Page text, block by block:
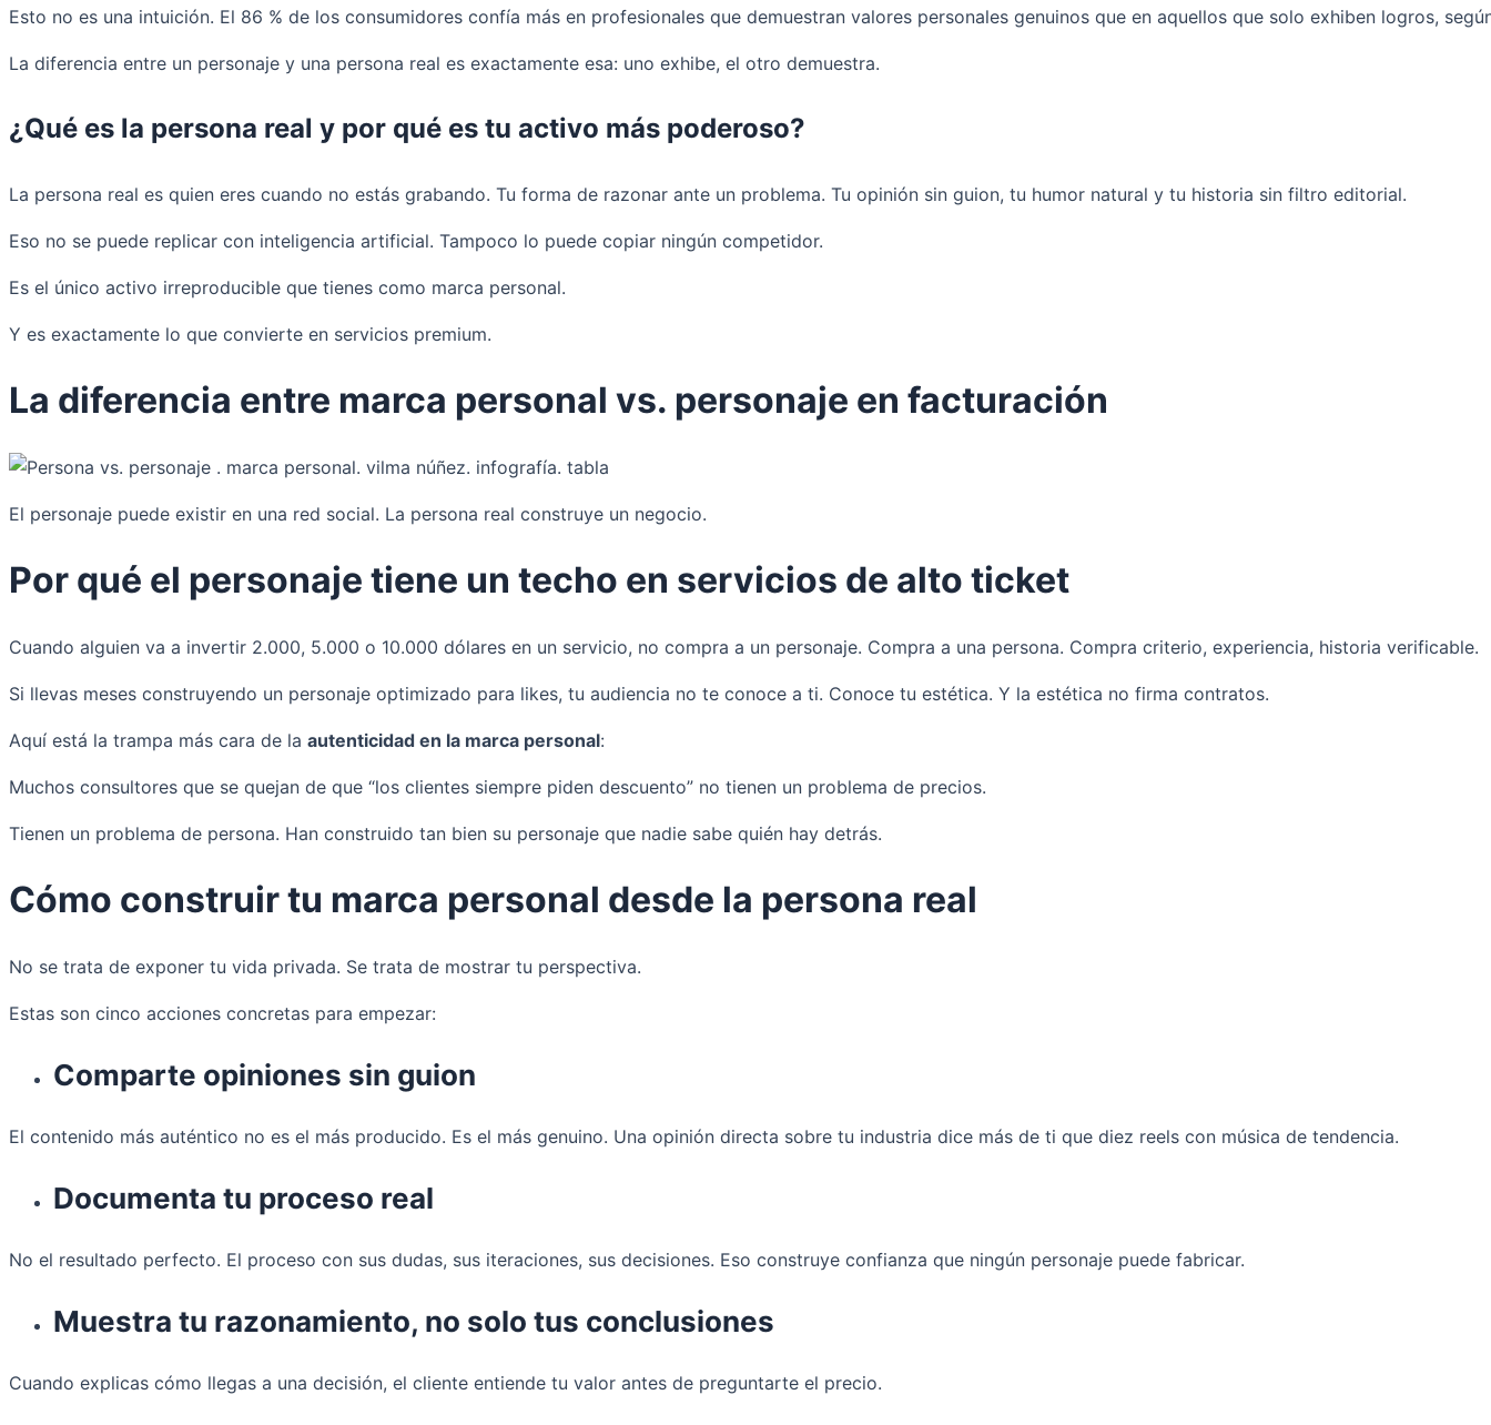
Esto no es una intuición. El 86 % de los consumidores confía más en profesionales que demuestran valores personales genuinos que en aquellos que solo exhiben logros,
La diferencia entre un personaje y una persona real es exactamente esa: uno exhibe, el otro demuestra.
¿Qué es la persona real y por qué es tu activo más poderoso?
La persona real es quien eres cuando no estás grabando. Tu forma de razonar ante un problema. Tu opinión sin guion, tu humor natural y tu historia sin filtro editorial.
Eso no se puede replicar con inteligencia artificial. Tampoco lo puede copiar ningún competidor.
Es el único activo irreproducible que tienes como marca personal.
Y es exactamente lo que convierte en servicios premium.
La diferencia entre marca personal vs. personaje en facturación
El personaje puede existir en una red social. La persona real construye un negocio.
Por qué el personaje tiene un techo en servicios de alto ticket
Cuando alguien va a invertir 2.000, 5.000 o 10.000 dólares en un servicio, no compra a un personaje. Compra a una persona. Compra criterio, experiencia, historia verificable.
Si llevas meses construyendo un personaje optimizado para likes, tu audiencia no te conoce a ti. Conoce tu estética. Y la estética no firma contratos.
Aquí está la trampa más cara de la autenticidad en la marca personal:
Muchos consultores que se quejan de que “los clientes siempre piden descuento” no tienen un problema de precios.
Tienen un problema de persona. Han construido tan bien su personaje que nadie sabe quién hay detrás.
Cómo construir tu marca personal desde la persona real
No se trata de exponer tu vida privada. Se trata de mostrar tu perspectiva.
Estas son cinco acciones concretas para empezar:
Comparte opiniones sin guion
El contenido más auténtico no es el más producido. Es el más genuino. Una opinión directa sobre tu industria dice más de ti que diez reels con música de tendencia.
Documenta tu proceso real
No el resultado perfecto. El proceso con sus dudas, sus iteraciones, sus decisiones. Eso construye confianza que ningún personaje puede fabricar.
Muestra tu razonamiento, no solo tus conclusiones
Cuando explicas cómo llegas a una decisión, el cliente entiende tu valor antes de preguntarte el precio.